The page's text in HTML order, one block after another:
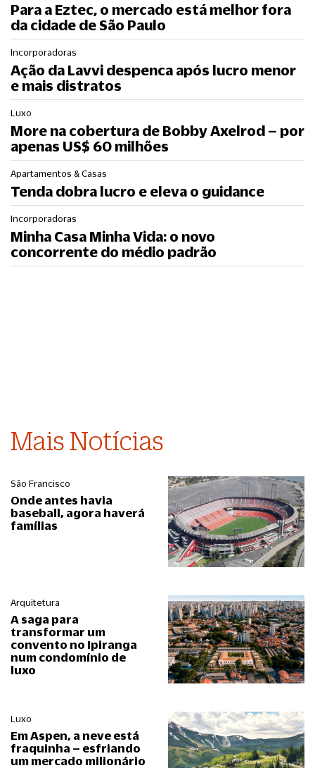
Para a Eztec, o mercado está melhor fora
da cidade de São Paulo
Incorporadoras
Ação da Lavvi despenca após lucro menor
e mais distratos
Luxo
More na cobertura de Bobby Axelrod – por
apenas US$ 60 milhões
Apartamentos & Casas
Tenda dobra lucro e eleva o guidance
Incorporadoras
Minha Casa Minha Vida: o novo
concorrente do médio padrão
Mais Notícias
São Francisco
Onde antes havia
baseball, agora haverá
famílias
Arquitetura
A saga para
transformar um
convento no Ipiranga
num condomínio de
luxo
Luxo
Em Aspen, a neve está
fraquinha – esfriando
um mercado milionário